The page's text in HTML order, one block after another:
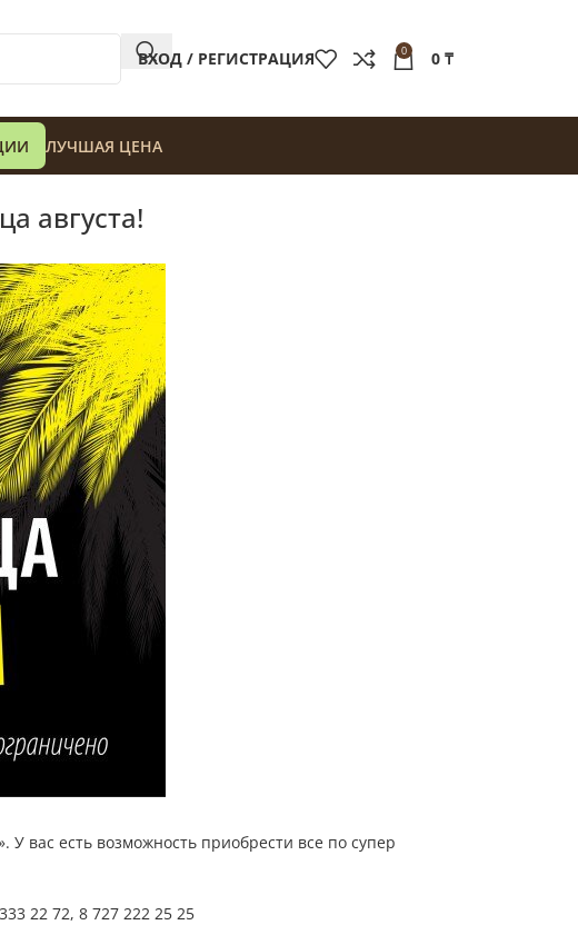
ВХОД / РЕГИСТРАЦИЯ 0 0 ₸
ЛУЧШАЯ ЦЕНА
августа!
вас есть возможность приобрести все по супер
22 72, 8 727 222 25 25